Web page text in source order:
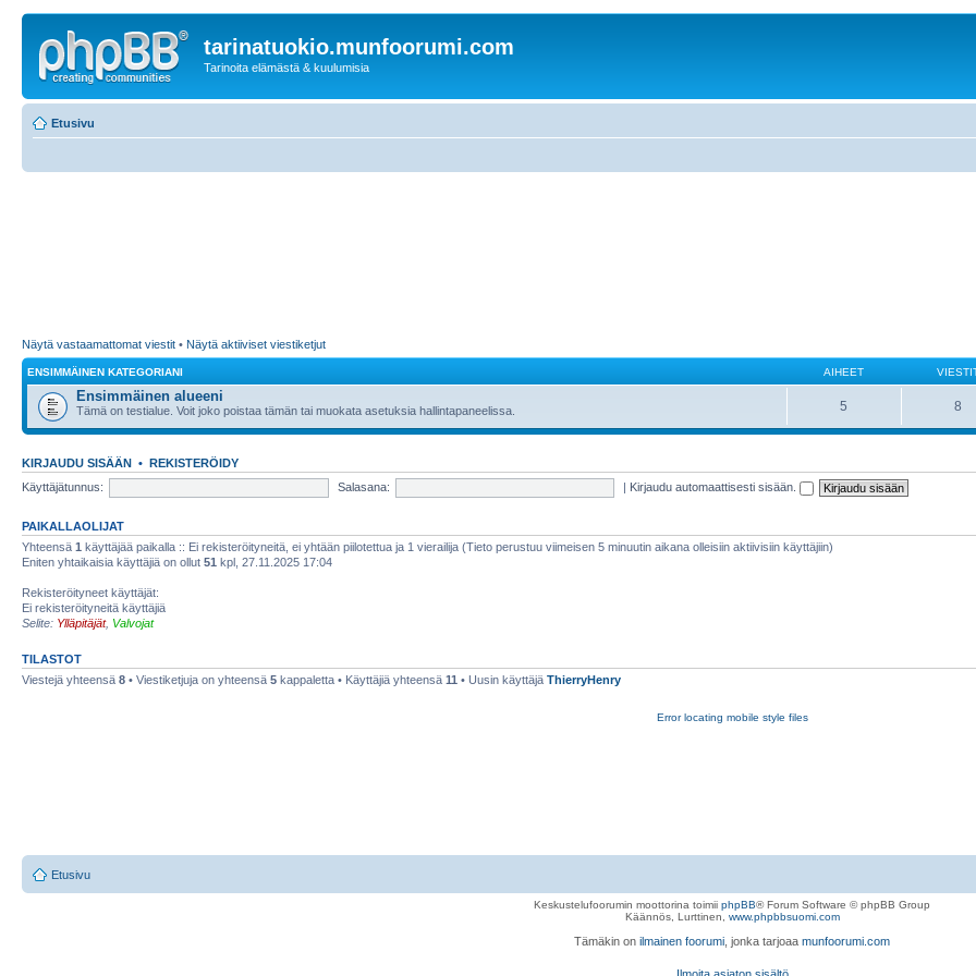
tarinatuokio.munfoorumi.com
Tarinoita elämästä & kuulumisia
Etusivu
Näytä vastaamattomat viestit • Näytä aktiiviset viestiketjut
ENSIMMÄINEN KATEGORIANI AIHEET
Ensimmäinen alueeni
Tämä on testialue. Voit joko poistaa tämän tai muokata asetuksia hallintapaneelissa. 5 8
KIRJAUDU SISÄÄN • REKISTERÖIDY
Käyttäjätunnus:
Salasana: | Kirjaudu automaattisesti sisään.
PAIKALLAOLIJAT
Yhteensä 1 käyttäjää paikalla :: Ei rekisteröityneitä, ei yhtään piilotettua ja 1 vierailija (Tieto perustuu viimeisen 5 minuutin aikana olleisiin aktiivisiin käyttäjiin)
Eniten yhtaikaisia käyttäjiä on ollut 51 kpl, 27.11.2025 17:04
Rekisteröityneet käyttäjät:
Ei rekisteröityneitä käyttäjiä
Selite: Ylläpitäjät, Valvojat
TILASTOT
Viestejä yhteensä 8 • Viestiketjuja on yhteensä 5 kappaletta • Käyttäjiä yhteensä 11 • Uusin käyttäjä ThierryHenry
Error locating mobile style files
Etusivu
Keskustelufoorumin moottorina toimii phpBB® Forum Software © phpBB Group
Käännös, Lurttinen, www.phpbbsuomi.com
Tämäkin on ilmainen foorumi , jonka tarjoaa munfoorumi.com